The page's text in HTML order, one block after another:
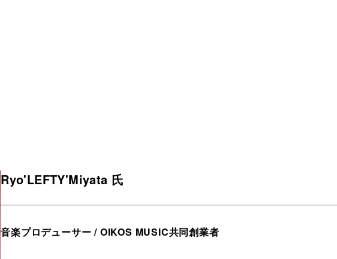
Ryo'LEFTY'Miyata 氏
音楽プロデューサー / OIKOS MUSIC共同創業者